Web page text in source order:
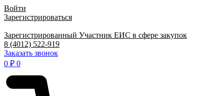
Войти
Зарегистрироваться
Зарегистрированный Участник ЕИС в сфере закупок
8 (4012) 522-919
Заказать звонок
0 ₽ 0